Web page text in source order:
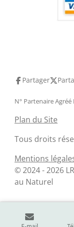
Partager
N° Partenaire Agréé
Plan du Site
Tous droits
Mentions
© 2024 - 2026
au Naturel